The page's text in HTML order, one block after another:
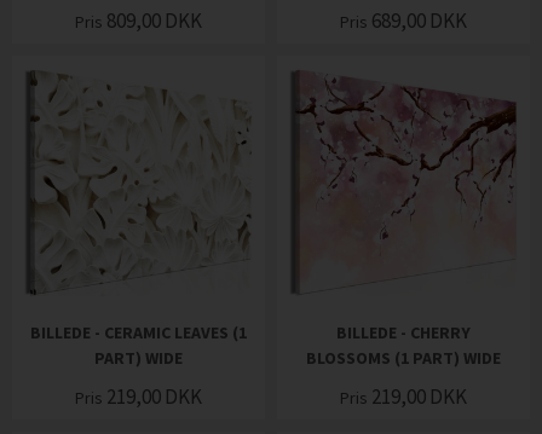
Pris 809,00 DKK
Pris 689,00 DKK
BILLEDE - CERAMIC LEAVES (1
PART) WIDE
Pris 219,00 DKK
BILLEDE - CHERRY
BLOSSOMS (1 PART) WIDE
Pris 219,00 DKK